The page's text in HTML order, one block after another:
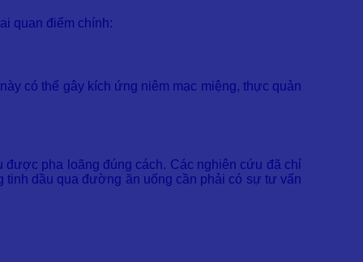
quan điểm chính:
có thể gây kích ứng niêm mạc miệng, thực quản
pha loãng đúng cách. Các nghiên cứu đã chỉ
tinh dầu qua đường ăn uống cần phải có sự tư vấn